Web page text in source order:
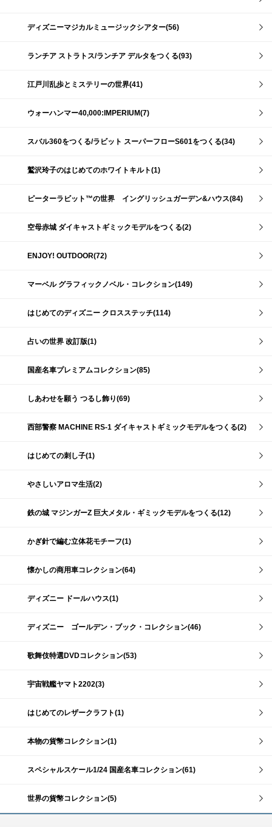
ディズニーマジカルミュージックシアター(56)
ランチア ストラトス/ランチア デルタをつくる(93)
江戸川乱歩とミステリーの世界(41)
ウォーハンマー40,000:IMPERIUM(7)
スバル360をつくる/ラビット スーパーフローS601をつくる(34)
鷲沢玲子のはじめてのホワイトキルト(1)
ピーターラビット™の世界 イングリッシュガーデン&ハウス(84)
空母赤城 ダイキャストギミックモデルをつくる(2)
ENJOY! OUTDOOR(72)
マーベル グラフィックノベル・コレクション(149)
はじめてのディズニー クロスステッチ(114)
占いの世界 改訂版(1)
国産名車プレミアムコレクション(85)
しあわせを願う つるし飾り(69)
西部警察 MACHINE RS-1 ダイキャストギミックモデルをつくる(2)
はじめての刺し子(1)
やさしいアロマ生活(2)
鉄の城 マジンガーZ 巨大メタル・ギミックモデルをつくる(12)
かぎ針で編む立体花モチーフ(1)
懐かしの商用車コレクション(64)
ディズニー ドールハウス(1)
ディズニー ゴールデン・ブック・コレクション(46)
歌舞伎特選DVDコレクション(53)
宇宙戦艦ヤマト2202(3)
はじめてのレザークラフト(1)
本物の貨幣コレクション(1)
スペシャルスケール1/24 国産名車コレクション(61)
世界の貨幣コレクション(5)